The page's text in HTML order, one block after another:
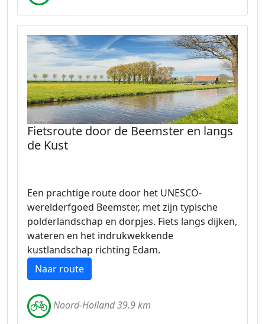
Fietsroute door de Beemster en langs
de Kust
Een prachtige route door het UNESCO-
werelderfgoed Beemster, met zijn typische
polderlandschap en dorpjes. Fiets langs dijken,
wateren en het indrukwekkende
kustlandschap richting Edam.
Naar route
Noord-Holland 39.9 km